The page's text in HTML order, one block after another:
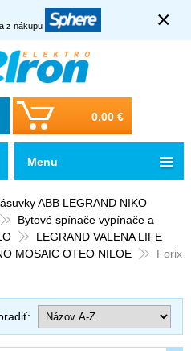
z nákupu ×
0,00 €
ABB LEGRAND NIKO
Bytové spínače vypínače a
LEGRAND VALENA LIFE
MOSAIC OTEO NILOE
Forix
Menu